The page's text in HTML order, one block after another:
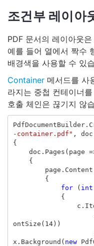
조건부 레이아
PDF 문서의 레이아웃
예를 들어 열에서 짝수
배경색을 사용할 수 있
Container 메서드를 사
라지는 중첩 컨테이너
호출 체인은 끊기지 않
PdfDocumentBuilder.
-container.pdf" , doc
{
doc . Pages ( page
{
page . Content
{
for
( int
{
c .
ontSize ( 14))
x . Background ( new